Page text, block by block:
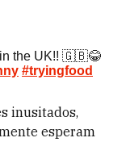
in the UK!! 🇬🇧😂
#tryingfood
inusitados,
esperam